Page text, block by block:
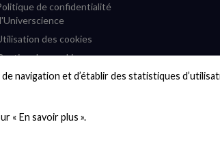
navigation et d’établir des statistiques
de confidentialité
des cookies
des cookies
: partiellement